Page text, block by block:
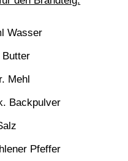
Wasser
Butter
Mehl
Backpulver
Pfeffer